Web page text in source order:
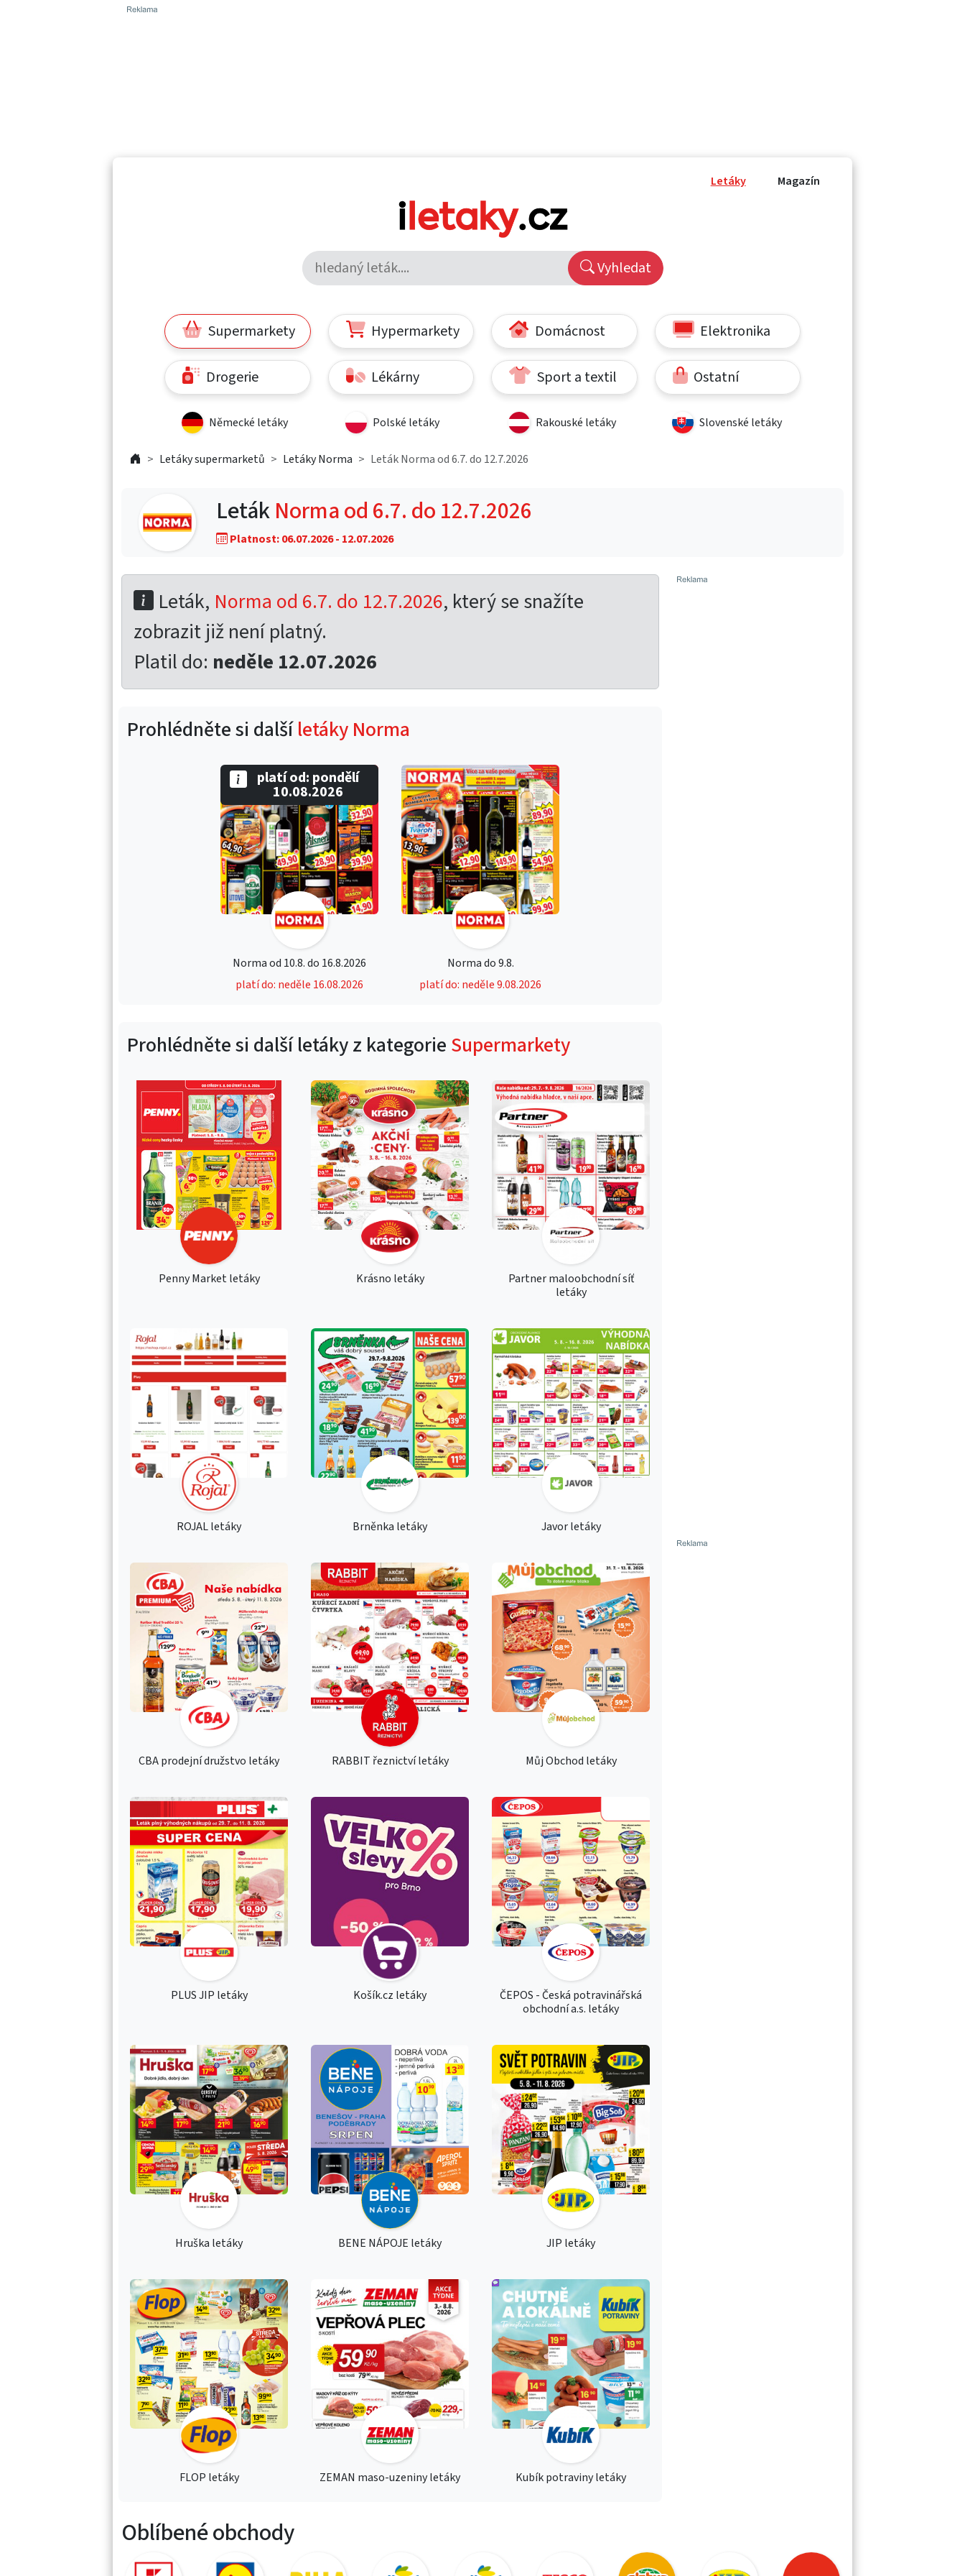
Letáky Magazín
Vyhledat
Supermarkety Hypermarkety Domácnost Elektronika
Drogerie Lékárny Sport a textil Ostatní
Německé letáky Polské letáky Rakouské letáky Slovenské letáky
Letáky supermarketů Letáky Norma Leták Norma od 6.7. do 12.7.2026
LetákNorma od 6.7. do 12.7.2026
Platnost: 06.07.2026 - 12.07.2026
Leták, Norma od 6.7. do 12.7.2026, který se snažíte
zobrazit již není platný.
Platil do: neděle 12.07.2026
Prohlédněte si dalšíletáky Norma
Norma od 10.8. do 16.8.2026
platí do: neděle 16.08.2026
platí od: pondělí
10.08.2026
Norma do 9.8.
platí do: neděle 9.08.2026
Prohlédněte si další letáky z kategorie Supermarkety
Penny Market letáky Krásno letáky
Partner maloobchodní síť
letáky
ROJAL letáky Brněnka letáky Javor letáky
CBA prodejní družstvo letáky RABBIT řeznictví letáky Můj Obchod letáky
PLUS JIP letáky Košík.cz letáky
ČEPOS - Česká potravinářská
obchodní a.s. letáky
Hruška letáky BENE NÁPOJE letáky JIP letáky
FLOP letáky ZEMAN maso-uzeniny letáky Kubík potraviny letáky
Oblíbené obchody